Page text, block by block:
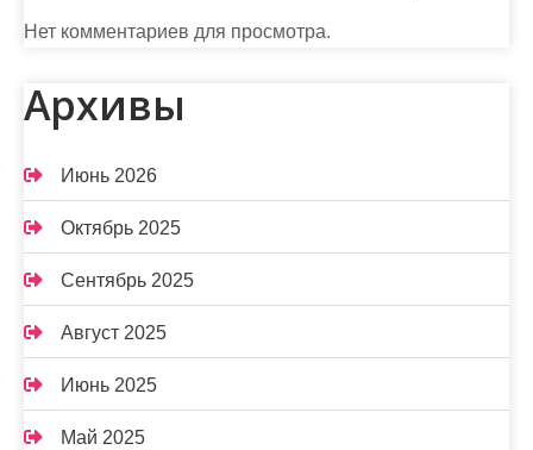
Нет комментариев для просмотра.
Архивы
Июнь 2026
Октябрь 2025
Сентябрь 2025
Август 2025
Июнь 2025
Май 2025